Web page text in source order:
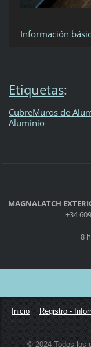
Información
Etiquetas:
CubreMuros de
Aluminio
MAGNALATCH
+34
8
Inicio Registro -
© 2024 Todos los